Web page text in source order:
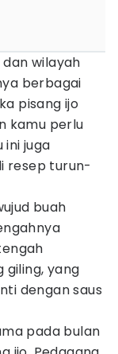
wilayah
berbagai
pisang ijo
kamu perlu
ini juga
resep turun-
buah
giling, yang
dengan saus
pada bulan